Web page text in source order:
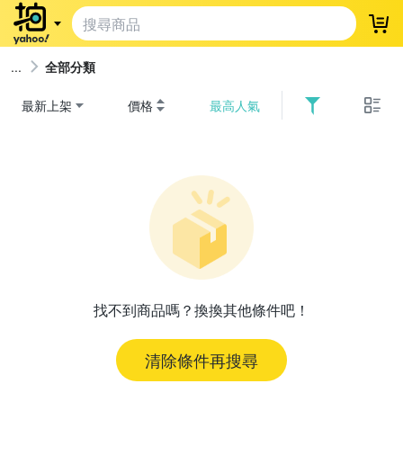
登
全部分類
最新上架 價格 最高人氣
找不到商品嗎？換換其他條件吧！
清除條件再搜尋